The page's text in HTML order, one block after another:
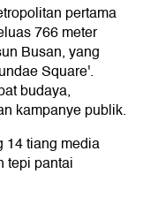
pertama
766 meter
Busan, yang
Square'.
budaya,
kampanye publik.
14 tiang media
tepi pantai